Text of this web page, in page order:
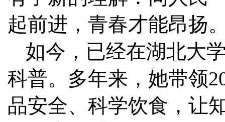
起前进，青春才能昂扬
如今，已经在湖北大
科普。多年来，她带领
品安全、科学饮食，让